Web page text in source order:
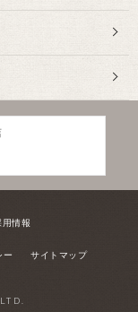
用情報
ー サイトマップ